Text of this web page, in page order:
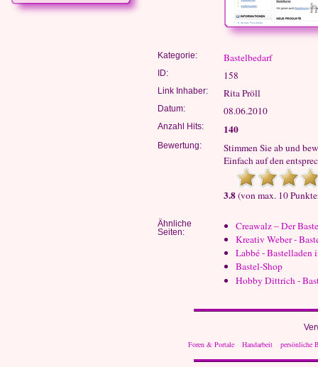
Kategorie: Bastelbedarf
ID: 158
Link Inhaber: Rita Pröll
Datum: 08.06.2010
Anzahl Hits: 140
Bewertung:
Stimmen Sie ab und
Einfach auf den
3.8(von max. 10
Ähnliche
Seiten:
Creawalz – Der
Kreativ Weber -
Labbé - Bastelladen
Bastel-Shop
Hobby Dittrich -
Foren & Portale
Handarbeit persönliche